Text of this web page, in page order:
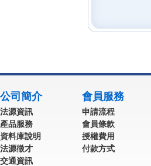
公司簡介
法源資訊
產品服務
資料庫說明
法源徵才
交通資訊
會員服務
申請流程
會員條款
授權費用
付款方式